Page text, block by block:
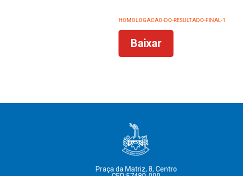
HOMOLOGACAO-DO-RESULTADO-FINAL-1
Baixar
Praça da Matriz, 8, Centro